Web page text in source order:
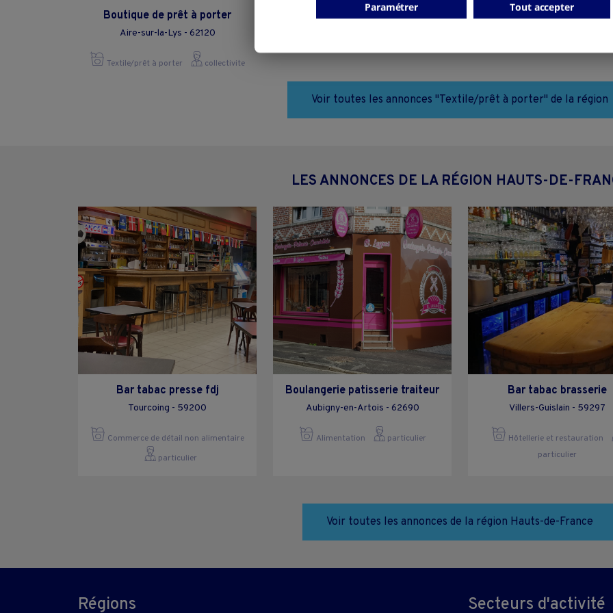
Boutique de prêt à porter
Aire-sur-la-Lys - 62120
Textile/prêt à porter collectivite
Voir toutes les annonces "Textile/prêt à porter" de la région
LES ANNONCES DE LA RÉGION HAUTS-DE-
Bar tabac presse fdj
Tourcoing - 59200
Commerce de détail non alimentaire
particulier
Boulangerie patisserie traiteur
Aubigny-en-Artois - 62690
Alimentation particulier
Bar tabac brasserie
Villers-Guislain - 59297
Hôtellerie et restauration
particulier
Voir toutes les annonces de la région Hauts-de-France
Régions Secteurs d'activité
Paramétrer Tout accepter